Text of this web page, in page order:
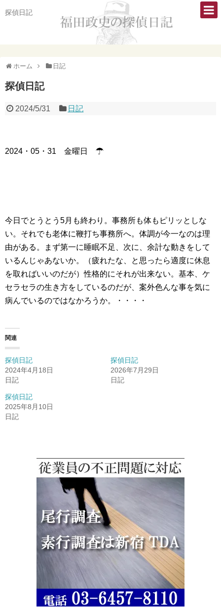
探偵日記
ホーム 日記
探偵日記
2024/5/31 日記
2024・05・31 金曜日 ☂
今日でとうとう5月も終わり。事務所も体もピリッとしな
い。それでも老体に鞭打ち事務所へ。体調が今一なのは理
由がある。まず第一に睡眠不足、次に、余計な動きをして
いるんじゃあないか。（疲れたな、と思ったら適度に休息
を取ればいいのだが）性格的にそれが出来ない。基本、ケ
セラセラの生き方をしているのだが、案外色んな事を気に
病んでいるのではなかろうか。・・・・
関連
探偵日記
2024年4月18日
日記
探偵日記
2026年7月29日
日記
探偵日記
2025年8月10日
日記